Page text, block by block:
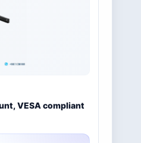
VESA compliant